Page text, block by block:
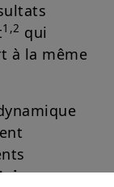
1,2 qui
à la même
.